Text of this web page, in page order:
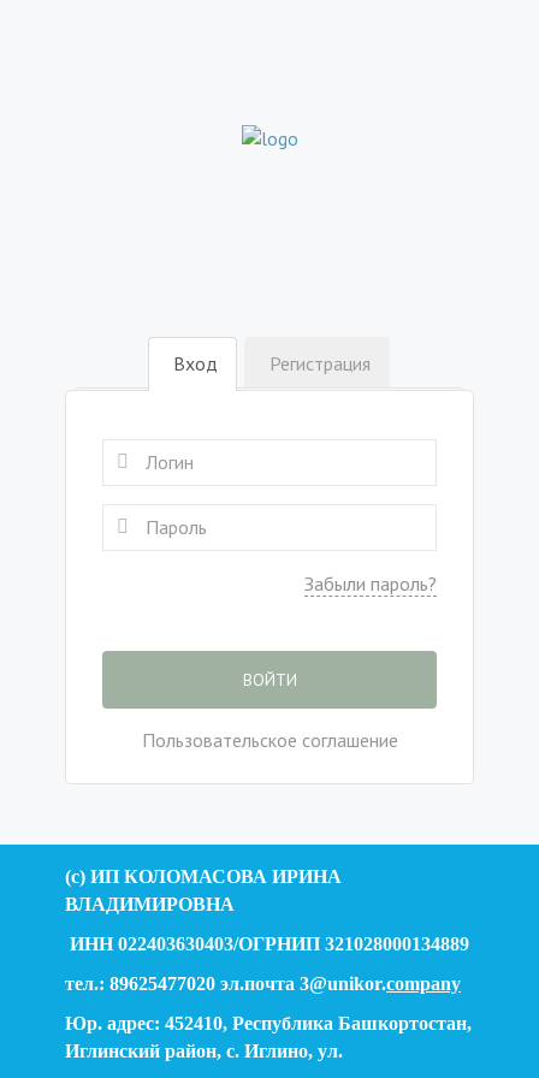
Вход Регистрация
Забыли пароль?
ВОЙТИ
Пользовательское соглашение
(c) ИП КОЛОМАСОВА ИРИНА
ВЛАДИМИРОВНА
ИНН 022403630403/ОГРНИП 321028000134889
тел.: 89625477020 эл.почта 3@unikor.company
Юр. адрес: 452410, Республика Башкортостан,
Иглинский район, с. Иглино, ул.